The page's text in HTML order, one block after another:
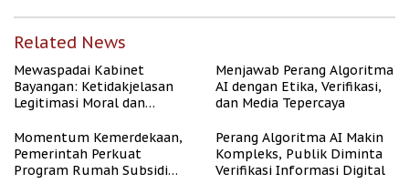
Related News
Mewaspadai Kabinet
Bayangan: Ketidakjelasan
Legitimasi Moral dan
Menjawab Perang Algoritma
AI dengan Etika, Verifikasi,
dan Media Tepercaya
Momentum Kemerdekaan,
Pemerintah Perkuat
Program Rumah Subsidi
Perang Algoritma AI Makin
Kompleks, Publik Diminta
Verifikasi Informasi Digital